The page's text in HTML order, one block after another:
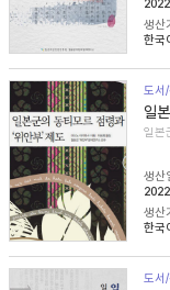
생산
도서
일
일본
생산
생산
도서